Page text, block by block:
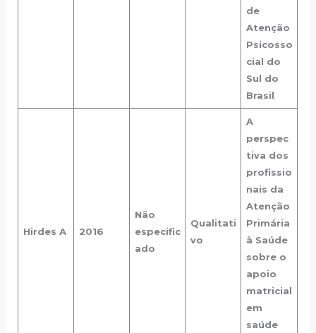
de
Atenção
Psicosso
cial do
Sul do
Brasil
Hirdes A 2016
Não
especific
ado
Qualitati
vo
A
perspec
tiva dos
profissio
nais da
Atenção
Primária
à Saúde
sobre o
apoio
matricial
em
saúde